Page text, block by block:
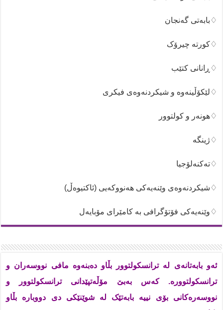
♢بابەتی گەنجان
♢کورتە چیرۆک
♢ڕانانی کتێب
♢لێکۆڵینەوە و شیکردنەوەی فیکری
♢هونەر و کولتوور
♢ژینگە
♢تەکنەلۆجیا
♢شیکردنەوەی وێنەیەکی هەنووکەیی (ئاکتیوەڵ)
♢وێنەیەکی فۆتۆگرافی بە کامێرای مۆبایەل
ئەو بابەتانەی لە ترانسکولتوور بڵاو دەبنەوە مافی نووسەران و
ترانسکولتوورە. کەس بەبێ مۆڵەتپێدانی ترانسکولتوور و
نووسەرەکانی بۆی نییە بابەتێک لە شوێنێکی دی دووبارە بڵاو